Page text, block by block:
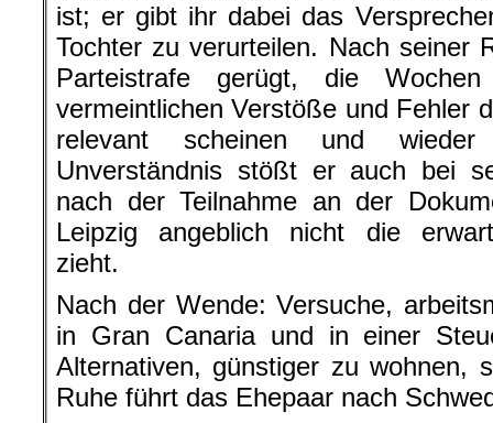
ist; er gibt ihr dabei das
Tochter zu verurteilen. Nach seiner
Parteistrafe gerügt, die
vermeintlichen Verstöße und Fehler
relevant scheinen und
Unverständnis stößt er auch bei
nach der Teilnahme an der
Leipzig angeblich nicht die
zieht.
Nach der Wende: Versuche,
in Gran Canaria und in einer
Alternativen, günstiger zu wohnen,
Ruhe führt das Ehepaar nach